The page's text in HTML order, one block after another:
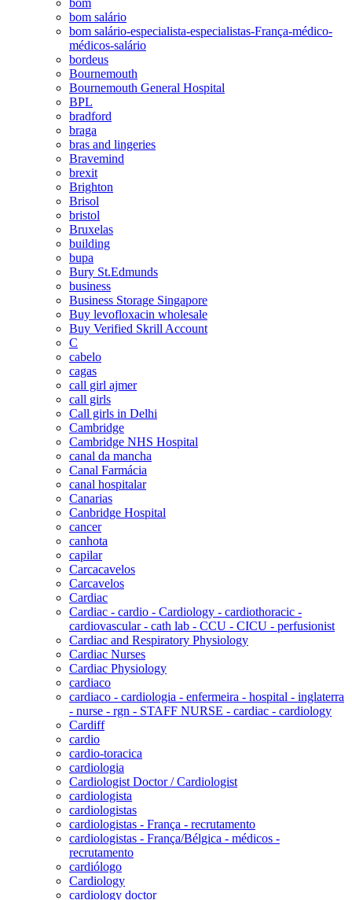
bom salário
bom salário-especialista-especialistas-França-médico-
médicos-salário
bordeus
Bournemouth
Bournemouth General Hospital
BPL
bradford
braga
bras and lingeries
Bravemind
brexit
Brighton
Brisol
bristol
Bruxelas
building
bupa
Bury St.Edmunds
business
Business Storage Singapore
Buy levofloxacin wholesale
Buy Verified Skrill Account
C
cabelo
cagas
call girl ajmer
call girls
Call girls in Delhi
Cambridge
Cambridge NHS Hospital
canal da mancha
Canal Farmácia
canal hospitalar
Canarias
Canbridge Hospital
cancer
canhota
capilar
Carcacavelos
Carcavelos
Cardiac
Cardiac - cardio - Cardiology - cardiothoracic -
cardiovascular - cath lab - CCU - CICU - perfusionist
Cardiac and Respiratory Physiology
Cardiac Nurses
Cardiac Physiology
cardiaco
cardiaco - cardiologia - enfermeira - hospital - inglaterra
- nurse - rgn - STAFF NURSE - cardiac - cardiology
Cardiff
cardio
cardio-toracica
cardiologia
Cardiologist Doctor / Cardiologist
cardiologista
cardiologistas
cardiologistas - França - recrutamento
cardiologistas - França/Bélgica - médicos -
recrutamento
cardiólogo
Cardiology
cardiology doctor